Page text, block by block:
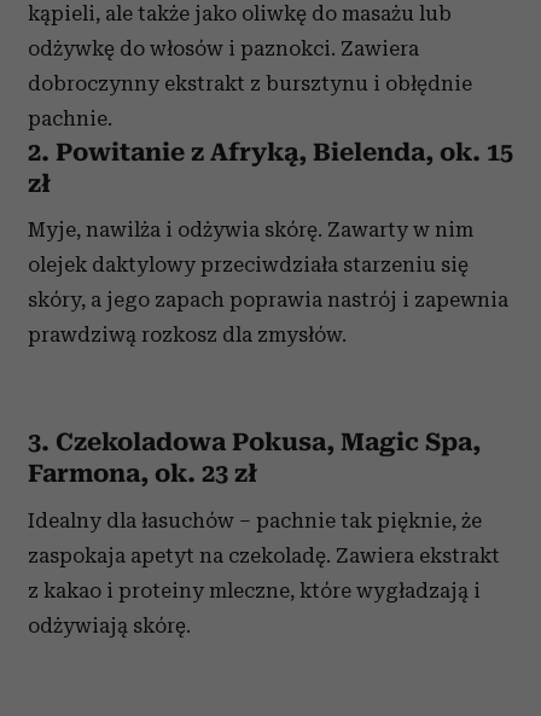
kąpieli, ale także jako oliwkę do masażu lub
odżywkę do włosów i paznokci. Zawiera
dobroczynny ekstrakt z bursztynu i obłędnie
pachnie.
2. Powitanie z Afryką, Bielenda, ok. 15
zł
Myje, nawilża i odżywia skórę. Zawarty w nim
olejek daktylowy przeciwdziała starzeniu się
skóry, a jego zapach poprawia nastrój i zapewnia
prawdziwą rozkosz dla zmysłów.
3. Czekoladowa Pokusa, Magic Spa,
Farmona, ok. 23 zł
Idealny dla łasuchów – pachnie tak pięknie, że
zaspokaja apetyt na czekoladę. Zawiera ekstrakt
z kakao i proteiny mleczne, które wygładzają i
odżywiają skórę.